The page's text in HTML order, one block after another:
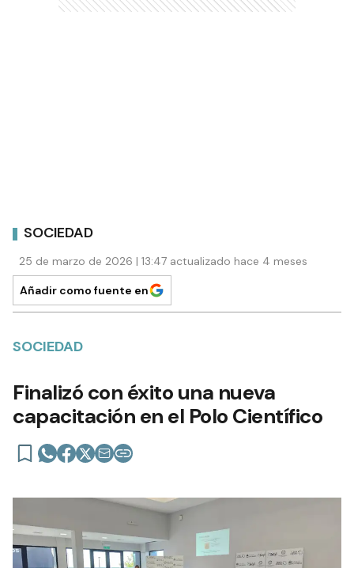
SOCIEDAD
25 de marzo de 2026 | 13:47 actualizado hace 4 meses
Añadir como fuente en
SOCIEDAD
Finalizó con éxito una nueva
capacitación en el Polo Científico